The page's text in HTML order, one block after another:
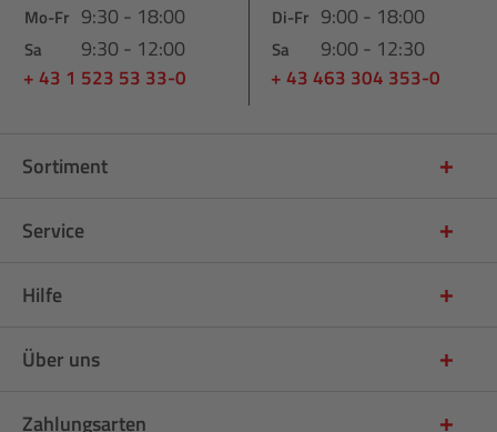
Mo-Fr 9:30 - 18:00
Sa 9:30 - 12:00
+ 43 1 523 53 33-0
Di-Fr 9:00 - 18:00
Sa 9:00 - 12:30
+ 43 463 304 353-0
Sortiment
Service
Hilfe
Über uns
Zahlungsarten